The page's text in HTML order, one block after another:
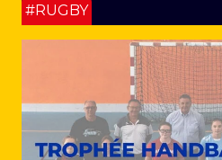
#RUGBY